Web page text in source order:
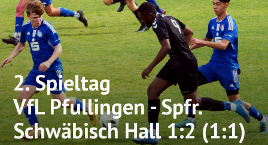
2. Spieltag
VfL Pfullingen - Spfr.
Schwäbisch Hall 1:2 (1:1)